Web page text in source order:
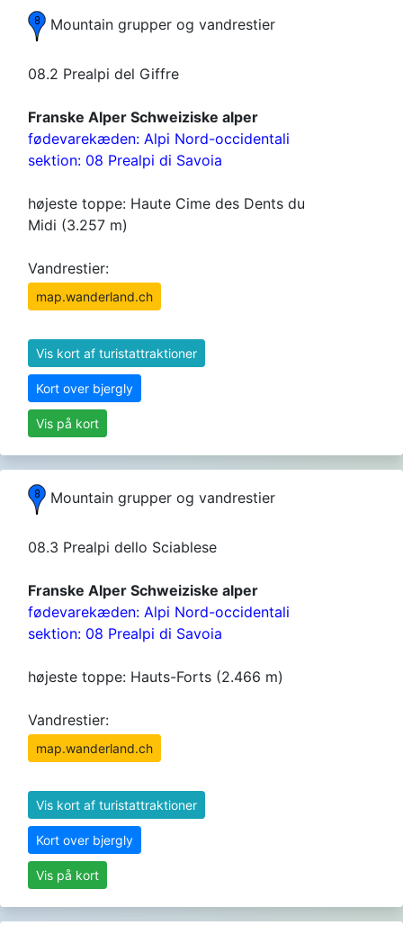
Mountain grupper og vandrestier
08.2 Prealpi del Giffre
Franske Alper Schweiziske alper
fødevarekæden: Alpi Nord-occidentali
sektion: 08 Prealpi di Savoia
højeste toppe: Haute Cime des Dents du
Midi (3.257 m)
Vandrestier:
map.wanderland.ch
Vis kort af turistattraktioner
Kort over bjergly
Vis på kort
Mountain grupper og vandrestier
08.3 Prealpi dello Sciablese
Franske Alper Schweiziske alper
fødevarekæden: Alpi Nord-occidentali
sektion: 08 Prealpi di Savoia
højeste toppe: Hauts-Forts (2.466 m)
Vandrestier:
map.wanderland.ch
Vis kort af turistattraktioner
Kort over bjergly
Vis på kort